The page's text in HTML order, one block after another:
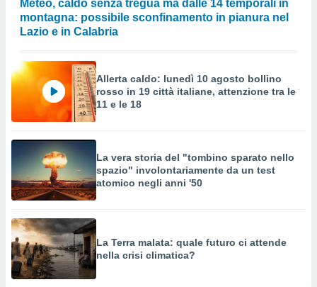
Meteo, caldo senza tregua ma dalle 14 temporali in
montagna: possibile sconfinamento in pianura nel
Lazio e in Calabria
Allerta caldo: lunedì 10 agosto bollino
rosso in 19 città italiane, attenzione tra le
11 e le 18
La vera storia del "tombino sparato nello
spazio" involontariamente da un test
atomico negli anni '50
La Terra malata: quale futuro ci attende
nella crisi climatica?